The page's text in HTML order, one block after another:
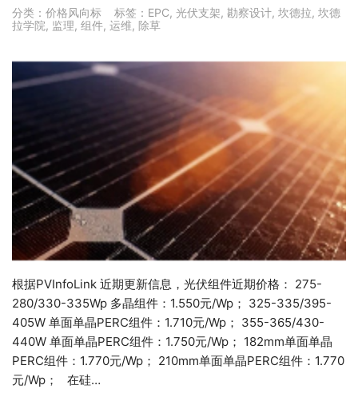
分类： 价格风向标 标签： EPC, 光伏支架, 勘察设计, 坎德拉, 坎德
拉学院, 监理, 组件, 运维, 除草
根据PVInfoLink 近期更新信息，光伏组件近期价格： 275-
280/330-335Wp 多晶组件：1.550元/Wp； 325-335/395-
405W 单面单晶PERC组件：1.710元/Wp； 355-365/430-
440W 单面单晶PERC组件：1.750元/Wp； 182mm单面单晶
PERC组件：1.770元/Wp； 210mm单面单晶PERC组件：1.770
元/Wp； 在硅…